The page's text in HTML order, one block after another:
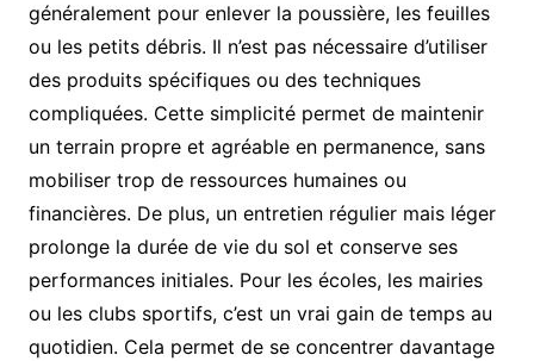
généralement pour enlever la poussière, les feuilles
ou les petits débris. Il n’est pas nécessaire d’utiliser
des produits spécifiques ou des techniques
compliquées. Cette simplicité permet de maintenir
un terrain propre et agréable en permanence, sans
mobiliser trop de ressources humaines ou
financières. De plus, un entretien régulier mais léger
prolonge la durée de vie du sol et conserve ses
performances initiales. Pour les écoles, les mairies
ou les clubs sportifs, c’est un vrai gain de temps au
quotidien. Cela permet de se concentrer davantage